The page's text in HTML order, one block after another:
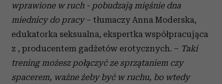
wprawione w ruch - pobudzają mięśnie dna
miednicy do pracy– tłumaczy Anna Moderska,
edukatorka seksualna, ekspertka współpracująca
z , producentem gadżetów erotycznych. – Taki
trening możesz połączyć ze sprzątaniem czy
spacerem, ważne żeby być w ruchu, bo wtedy